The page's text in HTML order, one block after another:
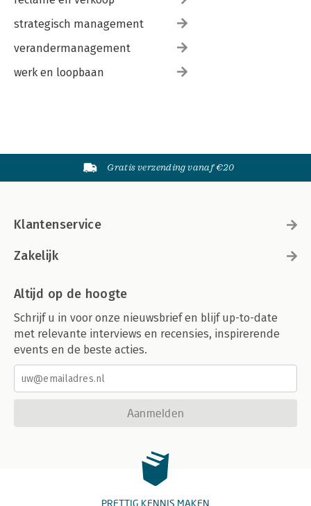
strategisch management
verandermanagement
werk en loopbaan
Gratis verzending vanaf €20
Klantenservice
Zakelijk
Altijd op de hoogte
Schrijf u in voor onze nieuwsbrief en blijf up-to-date
met relevante interviews en recensies, inspirerende
events en de beste acties.
Aanmelden
PRETTIG KENNIS MAKEN